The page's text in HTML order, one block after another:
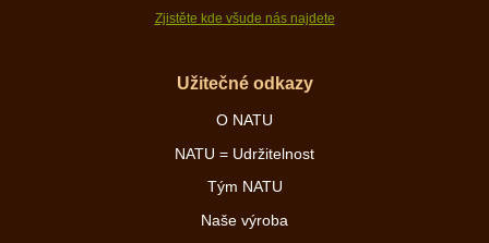
Zjistěte kde všude nás najdete
Užitečné odkazy
O NATU
NATU = Udržitelnost
Tým NATU
Naše výroba